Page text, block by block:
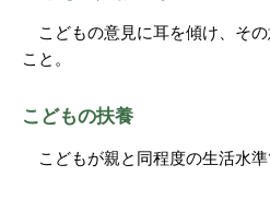
こどもの意見に耳を傾け、そ
こと。
こどもの扶養
こどもが親と同程度の生活水準